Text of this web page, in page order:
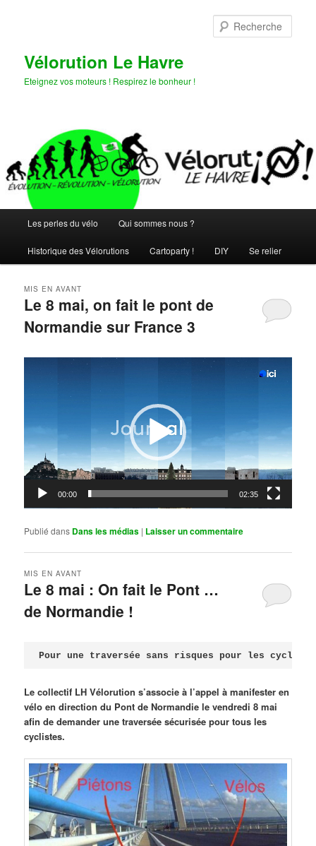
Vélorution Le Havre
Eteignez vos moteurs ! Respirez le bonheur !
principal
Les perles du vélo Qui sommes nous ?
Historique des Vélorutions Cartoparty ! DIY Se relier
Le 8 mai, on fait le pont de
Normandie sur France 3
MIS EN AVANT
00:00 02:35
Publié dans Dans les médias | Laisser un commentaire
Le 8 mai : On fait le Pont …
de Normandie !
MIS EN AVANT
Pour une traversée sans risques pour les
Le collectif LH Vélorution s’associe à l’appel à manifester en
vélo en direction du Pont de Normandie le vendredi 8 mai
afin de demander une traversée sécurisée pour tous les
cyclistes.